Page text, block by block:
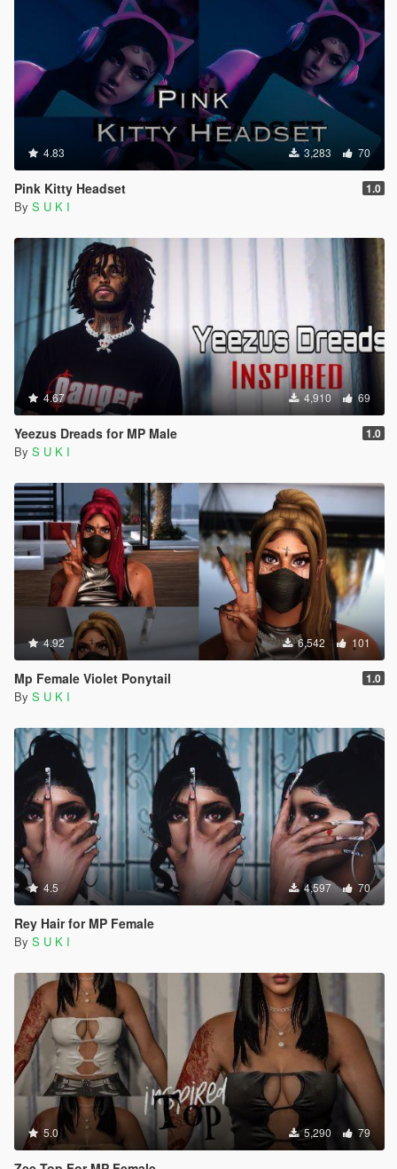
4.83 3,283 70
Pink Kitty Headset 1.0
By S U K I
4.67 4,910 69
Yeezus Dreads for MP Male 1.0
By S U K I
4.92 6,542 101
Mp Female Violet Ponytail 1.0
By S U K I
4.5 4,597 70
Rey Hair for MP Female
By S U K I
5.0 5,290 79